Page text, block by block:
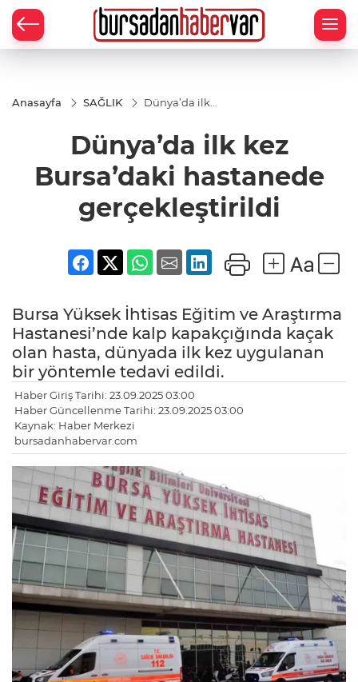
Anasayfa SAĞLIK
Dünya’da ilk
gerçekleştirildi
Dünya’da ilk kez
Bursa’daki hastanede
gerçekleştirildi
Bursa Yüksek İhtisas Eğitim ve Araştırma
Hastanesi’nde kalp kapakçığında kaçak
olan hasta, dünyada ilk kez uygulanan
bir yöntemle tedavi edildi.
Haber Giriş Tarihi: 23.09.2025 03:00
Haber Güncellenme Tarihi: 23.09.2025 03:00
Kaynak: Haber Merkezi
bursadanhabervar.com